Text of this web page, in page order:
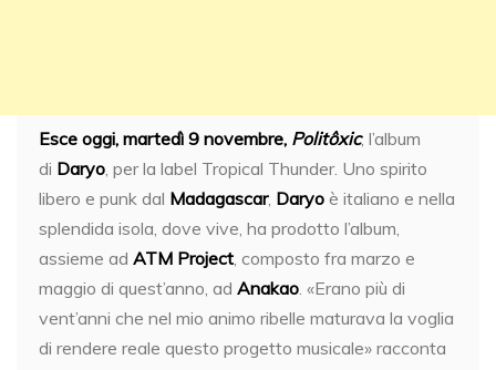
Esce oggi, martedì 9 novembre, Politôxic, l’album
di Daryo, per la label Tropical Thunder. Uno spirito
libero e punk dal Madagascar, Daryo è italiano e nella
splendida isola, dove vive, ha prodotto l’album,
assieme ad ATM Project, composto fra marzo e
maggio di quest’anno, ad Anakao. «Erano più di
vent’anni che nel mio animo ribelle maturava la voglia
di rendere reale questo progetto musicale» racconta